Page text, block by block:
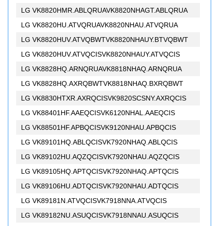
LG VK8820HMR.ABLQRUAVK8820NHAGT.ABLQRUA
LG VK8820HU.ATVQRUAVK8820NHAU.ATVQRUA
LG VK8820HUV.ATVQBWTVK8820NHAUY.BTVQBWT
LG VK8820HUV.ATVQCISVK8820NHAUY.ATVQCIS
LG VK8828HQ.ARNQRUAVK8818NHAQ.ARNQRUA
LG VK8828HQ.AXRQBWTVK8818NHAQ.BXRQBWT
LG VK8830HTXR.AXRQCISVK9820SCSNY.AXRQCIS
LG VK88401HF.AAEQCISVK6120NHAL.AAEQCIS
LG VK88501HF.APBQCISVK9120NHAU.APBQCIS
LG VK89101HQ.ABLQCISVK7920NHAQ.ABLQCIS
LG VK89102HU.AQZQCISVK7920NHAU.AQZQCIS
LG VK89105HQ.APTQCISVK7920NHAQ.APTQCIS
LG VK89106HU.ADTQCISVK7920NHAU.ADTQCIS
LG VK89181N.ATVQCISVK7918NNA.ATVQCIS
LG VK89182NU.ASUQCISVK7918NNAU.ASUQCIS